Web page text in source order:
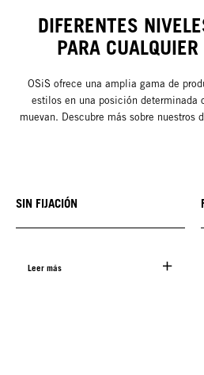
DIFERENTES
PARA
OSiS ofrece una amplia gama de
estilos en una posición determinada
muevan. Descubre más sobre
SIN FIJACIÓN
Leer más